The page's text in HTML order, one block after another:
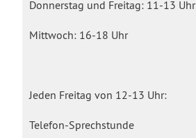
Donnerstag und Freitag: 11-13 Uhr
Mittwoch: 16-18 Uhr
Jeden Freitag von 12-13 Uhr:
Telefon-Sprechstunde